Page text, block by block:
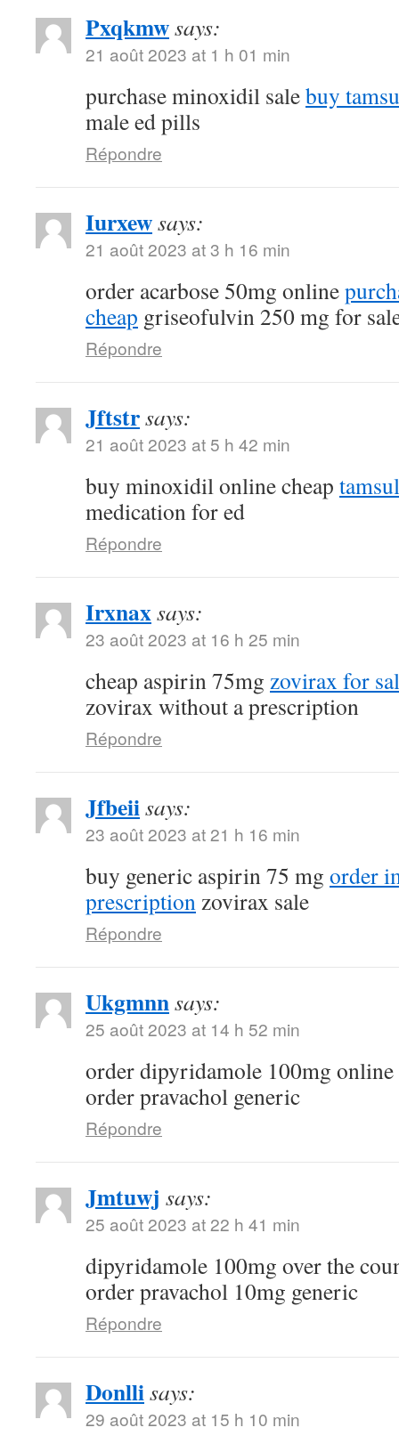
Pxqkmwsays:
21 août 2023 at 1 h 01 min
purchase minoxidil salebuy
male ed pills
Répondre
Iurxewsays:
21 août 2023 at 3 h 16 min
order acarbose 50mg online
cheap griseofulvin 250 mg for
Répondre
Jftstrsays:
21 août 2023 at 5 h 42 min
buy minoxidil online cheap
medication for ed
Répondre
Irxnaxsays:
23 août 2023 at 16 h 25 min
cheap aspirin 75mg zovirax for
zovirax without a prescription
Répondre
Jfbeiisays:
23 août 2023 at 21 h 16 min
buy generic aspirin 75 mg order
prescriptionzovirax sale
Répondre
Ukgmnnsays:
25 août 2023 at 14 h 52 min
order dipyridamole 100mg online
order pravachol generic
Répondre
Jmtuwj says:
25 août 2023 at 22 h 41 min
dipyridamole 100mg over the
order pravachol 10mg generic
Répondre
Donllisays:
29 août 2023 at 15 h 10 min